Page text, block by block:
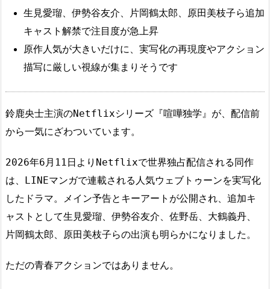
生見愛瑠、伊勢谷友介、片岡鶴太郎、原田美枝子ら追加
キャスト解禁で注目度が急上昇
原作人気が大きいだけに、実写化の再現度やアクション
描写に厳しい視線が集まりそうです
鈴鹿央士主演のNetflixシリーズ『喧嘩独学』が、配信前
から一気にざわついています。
2026年6月11日よりNetflixで世界独占配信される同作
は、LINEマンガで連載される人気ウェブトゥーンを実写化
したドラマ。メイン予告とキーアートが公開され、追加キ
ャストとして生見愛瑠、伊勢谷友介、佐野岳、大鶴義丹、
片岡鶴太郎、原田美枝子らの出演も明らかになりました。
ただの青春アクションではありません。